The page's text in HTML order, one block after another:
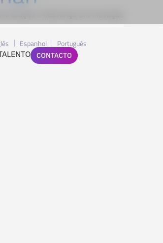
Espanhol Português
CONTACTO
e liderança em inovação